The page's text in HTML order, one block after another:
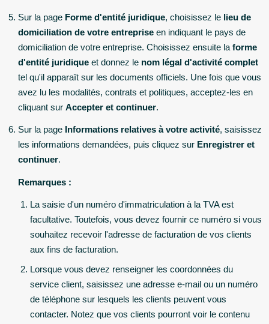
Sur la page Forme d'entité juridique, choisissez le lieu de
domiciliation de votre entreprise en indiquant le pays de
domiciliation de votre entreprise. Choisissez ensuite la forme
d'entité juridique et donnez le nom légal d'activité complet
tel qu'il apparaît sur les documents officiels. Une fois que vous
avez lu les modalités, contrats et politiques, acceptez-les en
cliquant sur Accepter et continuer.
Sur la page Informations relatives à votre activité, saisissez
les informations demandées, puis cliquez sur Enregistrer et
continuer.
Remarques :
La saisie d'un numéro d'immatriculation à la TVA est
facultative. Toutefois, vous devez fournir ce numéro si vous
souhaitez recevoir l'adresse de facturation de vos clients
aux fins de facturation.
Lorsque vous devez renseigner les coordonnées du
service client, saisissez une adresse e-mail ou un numéro
de téléphone sur lesquels les clients peuvent vous
contacter. Notez que vos clients pourront voir le contenu